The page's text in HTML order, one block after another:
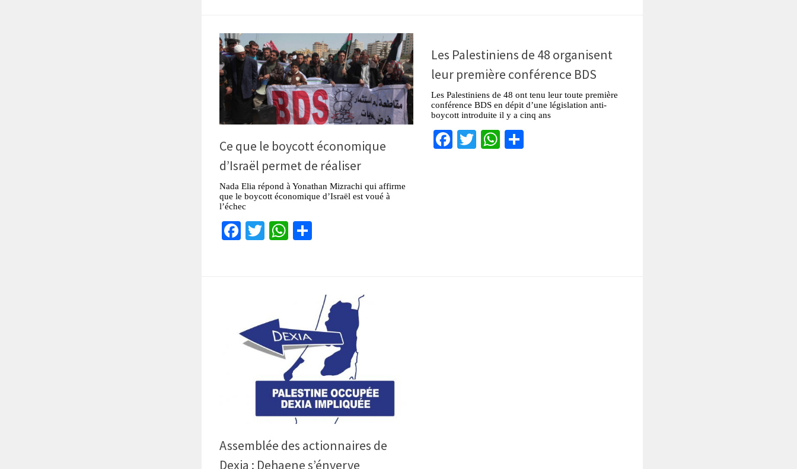
Ce que le boycott économique
d’Israël permet de réaliser
Nada Elia répond à Yonathan Mizrachi qui affirme
que le boycott économique d’Israël est voué à
l’échec
Facebook
TwitterWhatsApp
Les Palestiniens de 48 organisent
leur première conférence BDS
Les Palestiniens de 48 ont tenu leur toute première
conférence BDS en dépit d’une législation anti-
boycott introduite il y a cinq ans
Facebook
TwitterWhatsApp
Assemblée des actionnaires de
Dexia : Dehaene s’énverve